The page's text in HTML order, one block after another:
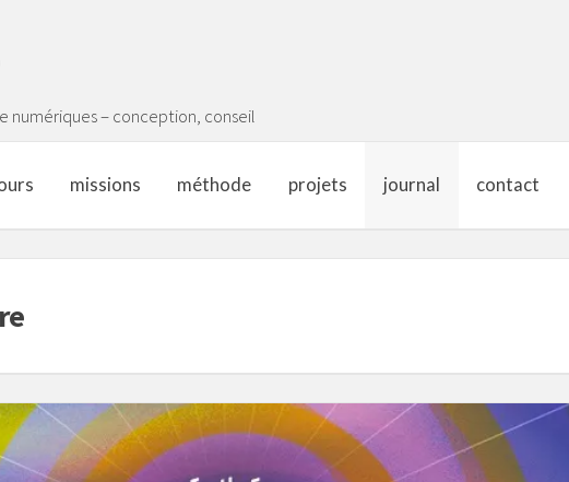
numériques – conception, conseil
missions méthode projets journal contact